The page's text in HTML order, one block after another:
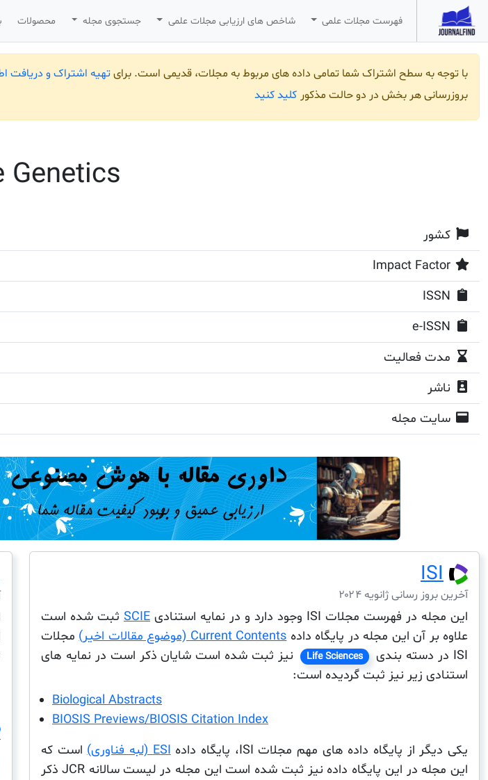
فهرست مجلات علمی شاخص های ارزیابی مجلات علمی جستجوی مجله محصولات
با توجه به سطح اشتراک شما تمامی داده های مربوط به مجلات، قدیمی است. برایتهیه اشتراک و دریافت
بروزرسانی هر بخش در دو حالت مذکور کلید کنید
Genetics
کشور
Impact Factor
ISSN
e-ISSN
مدت فعالیت
ناشر
سایت مجله
ISI
آخرین بروز رسانی ژانویه ۲۰۲۴
این مجله در فهرست مجلات ISI وجود دارد و در نمایه استنادی SCIE ثبت شده است
علاوه بر آن این مجله در پایگاه دادهCurrent Contents (موضوع مقالات اخیر)
مجلات
ISI در دسته بندی
Life Sciences
نیز ثبت شده است شایان ذکر است در نمایه های
استنادی زیر نیز ثبت گردیده است:
Biological Abstracts
BIOSIS Previews/BIOSIS Citation Index
یکی دیگر از پایگاه داده های مهم مجلات ISI، پایگاه داده
ESI (لبه فناوری)
است که
این مجله در این پایگاه داده نیز ثبت شده است این مجله در لیست سالانه JCR ذکر